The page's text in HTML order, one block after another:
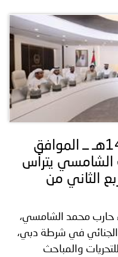
السعودية ـ 1448/02/20هـ ــ الموافق
- حارب الشامسي يترأس
الثاني من
حارب محمد الشامسي،
الجنائي في شرطة دبي،
والمباحث